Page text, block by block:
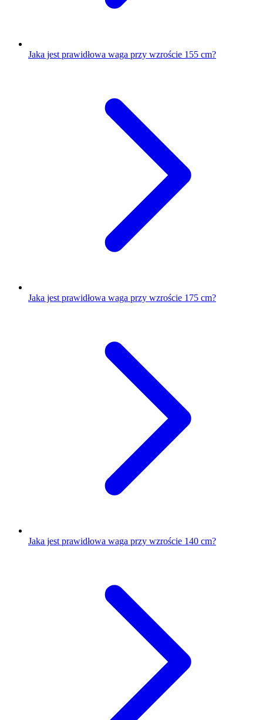
Jaka jest prawidłowa waga przy wzroście 155 cm?
Jaka jest prawidłowa waga przy wzroście 175 cm?
Jaka jest prawidłowa waga przy wzroście 140 cm?